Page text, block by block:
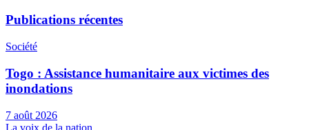
Publications récentes
Société
Togo : Assistance humanitaire aux victimes des
inondations
7 août 2026
La voix de la nation